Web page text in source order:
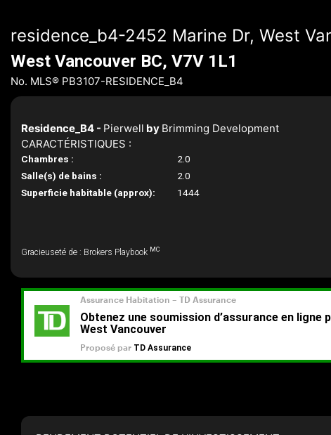
residence_b4-2452 Marine Dr, West
West Vancouver BC, V7V 1L1
No. MLS® PB3107-RESIDENCE_B4
Residence_B4 - Pierwell by Brimming Development
CARACTÉRISTIQUES :
Chambres :
2.0
Salle(s) de bains :
2.0
Superficie habitable (approx):
1444
Gracieuseté de : Brokers Playbook MC